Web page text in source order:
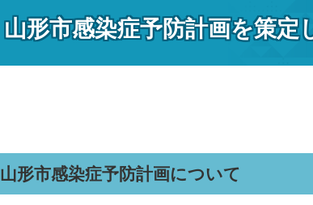
山形市感染症予防計画を策定
山形市感染症予防計画について